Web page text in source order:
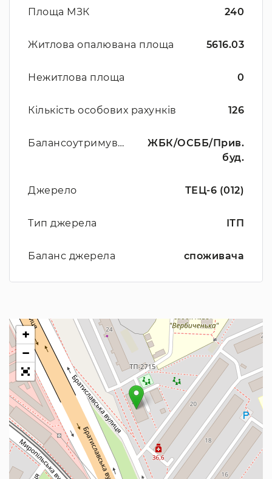
Площа МЗК 240
Житлова опалювана площа 5616.03
Нежитлова площа 0
Кількість особових рахунків 126
Балансоутримувач
ЖБК/ОСББ/Прив.
буд.
Джерело ТЕЦ-6 (012)
Тип джерела ІТП
Баланс джерела споживача
+
−